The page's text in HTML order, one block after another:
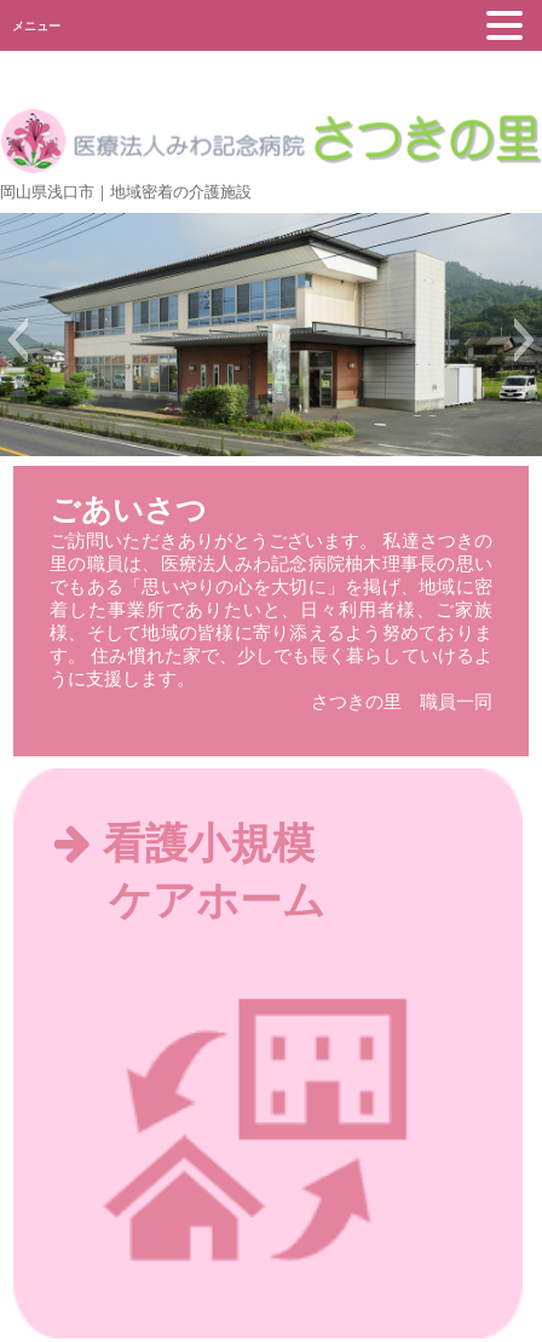
岡山県浅口市｜地域密着の介護施設
ごあいさつ
ご訪問いただきありがとうございます。 私達さつきの
里の職員は、医療法人みわ記念病院柚木理事長の思い
でもある「思いやりの心を大切に」を掲げ、地域に密
着した事業所でありたいと、日々利用者様、ご家族
様、そして地域の皆様に寄り添えるよう努めておりま
す。 住み慣れた家で、少しでも長く暮らしていけるよ
うに支援します。
さつきの里 職員一同
看護小規模
ケアホーム
メニュー